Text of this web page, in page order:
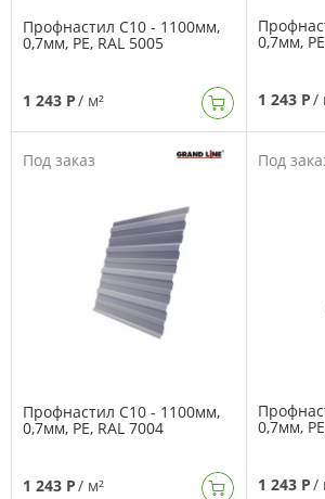
Профнастил C10 - 1100мм,
0,7мм, PE, RAL 5005
1 243 Р/ м²
0,7мм,
1 243 Р/
Под заказ
Профнастил C10 - 1100мм,
0,7мм, PE, RAL 7004
1 243 Р/ м²
Под
0,7мм,
1 243 Р/